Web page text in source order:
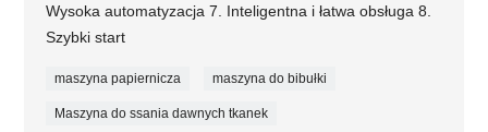
Wysoka automatyzacja 7. Inteligentna i łatwa obsługa 8.
Szybki start
maszyna papiernicza maszyna do bibułki
Maszyna do ssania dawnych tkanek